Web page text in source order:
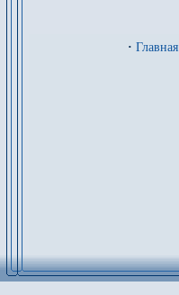
· Главная